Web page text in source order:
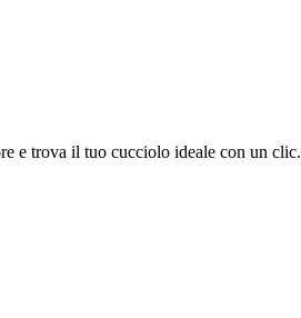
e trova il tuo cucciolo ideale con un clic.